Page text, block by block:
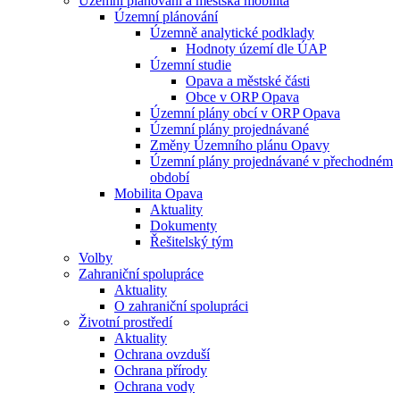
Územní plánování
Územně analytické podklady
Hodnoty území dle ÚAP
Územní studie
Opava a městské části
Obce v ORP Opava
Územní plány obcí v ORP Opava
Územní plány projednávané
Změny Územního plánu Opavy
Územní plány projednávané v přechodném
období
Mobilita Opava
Aktuality
Dokumenty
Řešitelský tým
Volby
Zahraniční spolupráce
Aktuality
O zahraniční spolupráci
Životní prostředí
Aktuality
Ochrana ovzduší
Ochrana přírody
Ochrana vody